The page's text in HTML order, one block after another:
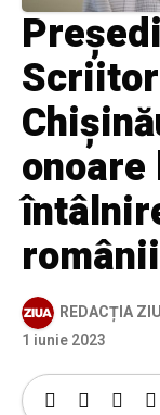
onoare
REDACȚIA
1 iunie 2023